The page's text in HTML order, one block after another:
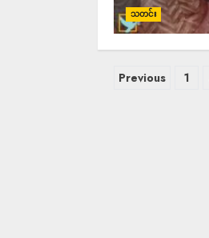
သတင်း
Previous 1